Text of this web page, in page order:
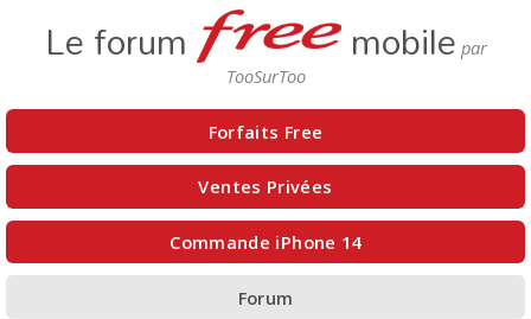
Le forum mobile
Forfaits Free
Ventes Privées
Commande iPhone 14
Forum